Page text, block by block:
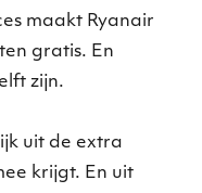
maakt Ryanair
gratis. En
zijn.
uit de extra
krijgt. En uit